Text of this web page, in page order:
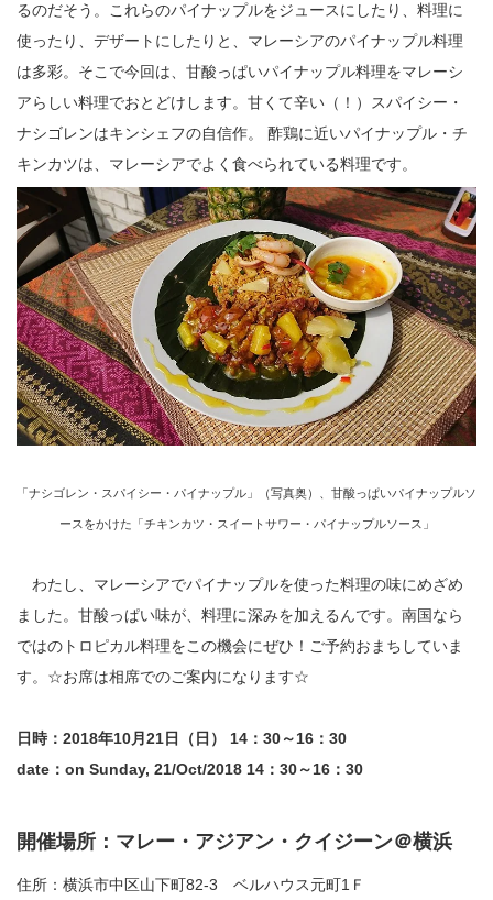
るのだそう。これらのパイナップルをジュースにしたり、料理に
使ったり、デザートにしたりと、マレーシアのパイナップル料理
は多彩。そこで今回は、甘酸っぱいパイナップル料理をマレーシ
アらしい料理でおとどけします。甘くて辛い（！）スパイシー・
ナシゴレンはキンシェフの自信作。 酢鶏に近いパイナップル・チ
キンカツは、マレーシアでよく食べられている料理です。
「ナシゴレン・スパイシー・パイナップル」（写真奥）、甘酸っぱいパイナップルソ
ースをかけた「チキンカツ・スイートサワー・パイナップルソース」
わたし、マレーシアでパイナップルを使った料理の味にめざめ
ました。甘酸っぱい味が、料理に深みを加えるんです。南国なら
ではのトロピカル料理をこの機会にぜひ！ご予約おまちしていま
す。☆お席は相席でのご案内になります☆
日時：2018年10月21日（日） 14：30～16：30
date：on Sunday, 21/Oct/2018 14：30～16：30
開催場所：マレー・アジアン・クイジーン＠横浜
住所：横浜市中区山下町82-3 ベルハウス元町1Ｆ